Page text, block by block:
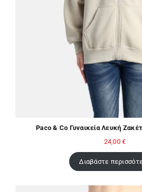
Paco & Co Γυναικεία Λευκή
24,00€
Διαβάστε